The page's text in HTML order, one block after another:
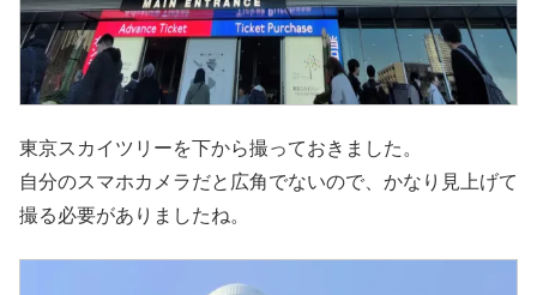
東京スカイツリーを下から撮っておきました。
自分のスマホカメラだと広角でないので、かなり見上げて
撮る必要がありましたね。